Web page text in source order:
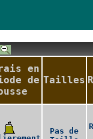
en
de Tailles
Pas de